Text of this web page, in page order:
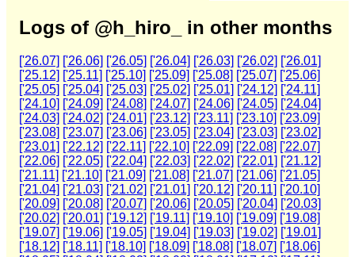
Logs of @h_hiro_ in other months
['26.07] ['26.06] ['26.05] ['26.04] ['26.03] ['26.02] ['26.01]
['25.12] ['25.11] ['25.10] ['25.09] ['25.08] ['25.07] ['25.06]
['25.05] ['25.04] ['25.03] ['25.02] ['25.01] ['24.12] ['24.11]
['24.10] ['24.09] ['24.08] ['24.07] ['24.06] ['24.05] ['24.04]
['24.03] ['24.02] ['24.01] ['23.12] ['23.11] ['23.10] ['23.09]
['23.08] ['23.07] ['23.06] ['23.05] ['23.04] ['23.03] ['23.02]
['23.01] ['22.12] ['22.11] ['22.10] ['22.09] ['22.08] ['22.07]
['22.06] ['22.05] ['22.04] ['22.03] ['22.02] ['22.01] ['21.12]
['21.11] ['21.10] ['21.09] ['21.08] ['21.07] ['21.06] ['21.05]
['21.04] ['21.03] ['21.02] ['21.01] ['20.12] ['20.11] ['20.10]
['20.09] ['20.08] ['20.07] ['20.06] ['20.05] ['20.04] ['20.03]
['20.02] ['20.01] ['19.12] ['19.11] ['19.10] ['19.09] ['19.08]
['19.07] ['19.06] ['19.05] ['19.04] ['19.03] ['19.02] ['19.01]
['18.12] ['18.11] ['18.10] ['18.09] ['18.08] ['18.07] ['18.06]